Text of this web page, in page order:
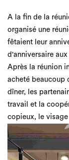
A la fin de la
organisé une
fêtaient leur
d'anniversaire
Après la réunion
acheté beaucoup
dîner, les
travail et la
copieux, le